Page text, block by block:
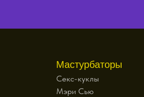
Мастурбаторы
Секс-куклы
Мэри Сью